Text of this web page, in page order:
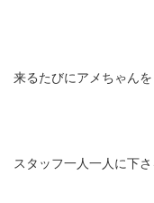
来るたびにアメちゃんを
スタッフ一人一人に下